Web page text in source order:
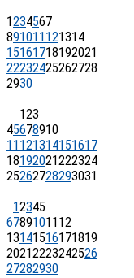
1234567
891011 121314
15161718192021
22232425262728
2930
123
45678910
11 121314151617
18192021222324
25262728293031
12345
67891011 12
13141516171819
20212223242526
27282930